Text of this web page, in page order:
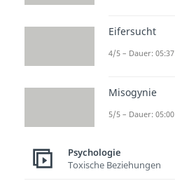
Eifersucht
4/5 – Dauer: 05:37
Misogynie
5/5 – Dauer: 05:00
Psychologie
Toxische Beziehungen